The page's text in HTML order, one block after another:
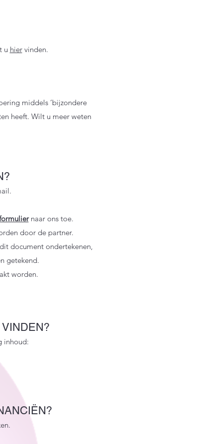
u hiervinden.
middels ‘bijzondere
heeft. Wilt u meer weten
naar ons toe.
door de partner.
document ondertekenen,
getekend.
worden.
inhoud: